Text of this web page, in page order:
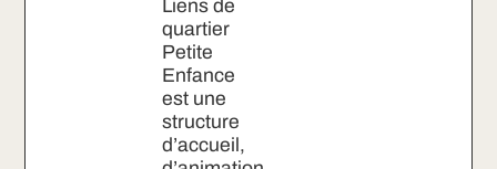
Liens de
quartier
Petite
Enfance
est une
structure
d’accueil,